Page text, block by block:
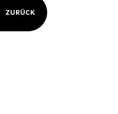
ZURÜCK